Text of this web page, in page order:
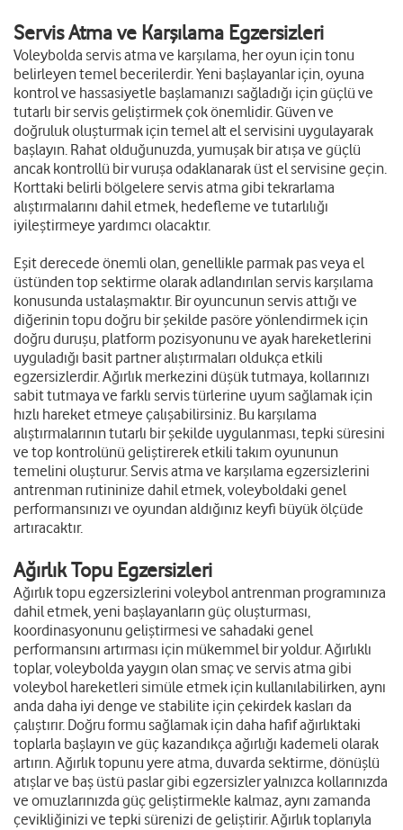
Servis Atma ve Karşılama Egzersizleri
Voleybolda servis atma ve karşılama, her oyun için tonu
belirleyen temel becerilerdir. Yeni başlayanlar için, oyuna
kontrol ve hassasiyetle başlamanızı sağladığı için güçlü ve
tutarlı bir servis geliştirmek çok önemlidir. Güven ve
doğruluk oluşturmak için temel alt el servisini uygulayarak
başlayın. Rahat olduğunuzda, yumuşak bir atışa ve güçlü
ancak kontrollü bir vuruşa odaklanarak üst el servisine geçin.
Korttaki belirli bölgelere servis atma gibi tekrarlama
alıştırmalarını dahil etmek, hedefleme ve tutarlılığı
iyileştirmeye yardımcı olacaktır.
Eşit derecede önemli olan, genellikle parmak pas veya el
üstünden top sektirme olarak adlandırılan servis karşılama
konusunda ustalaşmaktır. Bir oyuncunun servis attığı ve
diğerinin topu doğru bir şekilde pasöre yönlendirmek için
doğru duruşu, platform pozisyonunu ve ayak hareketlerini
uyguladığı basit partner alıştırmaları oldukça etkili
egzersizlerdir. Ağırlık merkezini düşük tutmaya, kollarınızı
sabit tutmaya ve farklı servis türlerine uyum sağlamak için
hızlı hareket etmeye çalışabilirsiniz. Bu karşılama
alıştırmalarının tutarlı bir şekilde uygulanması, tepki süresini
ve top kontrolünü geliştirerek etkili takım oyununun
temelini oluşturur. Servis atma ve karşılama egzersizlerini
antrenman rutininize dahil etmek, voleyboldaki genel
performansınızı ve oyundan aldığınız keyfi büyük ölçüde
artıracaktır.
Ağırlık Topu Egzersizleri
Ağırlık topu egzersizlerini voleybol antrenman programınıza
dahil etmek, yeni başlayanların güç oluşturması,
koordinasyonunu geliştirmesi ve sahadaki genel
performansını artırması için mükemmel bir yoldur. Ağırlıklı
toplar, voleybolda yaygın olan smaç ve servis atma gibi
voleybol hareketleri simüle etmek için kullanılabilirken, aynı
anda daha iyi denge ve stabilite için çekirdek kasları da
çalıştırır. Doğru formu sağlamak için daha hafif ağırlıktaki
toplarla başlayın ve güç kazandıkça ağırlığı kademeli olarak
artırın. Ağırlık topunu yere atma, duvarda sektirme, dönüşlü
atışlar ve baş üstü paslar gibi egzersizler yalnızca kollarınızda
ve omuzlarınızda güç geliştirmekle kalmaz, aynı zamanda
çevikliğinizi ve tepki sürenizi de geliştirir. Ağırlık toplarıyla